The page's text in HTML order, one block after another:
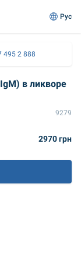
Рус
495 2 888
в ликворе
9279
2970 грн